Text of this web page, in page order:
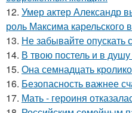
12. Умер актер Александр
роль Максима карельского
13. Не забывайте опускать
14. В твою постель и в душу
15. Она семнадцать
16. Безопасность важнее
17. Мать - героиня